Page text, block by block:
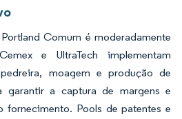
Comum é moderadamente
e UltraTech implementam
moagem e produção de
garantir a captura de margens e
fornecimento. Pools de patentes e